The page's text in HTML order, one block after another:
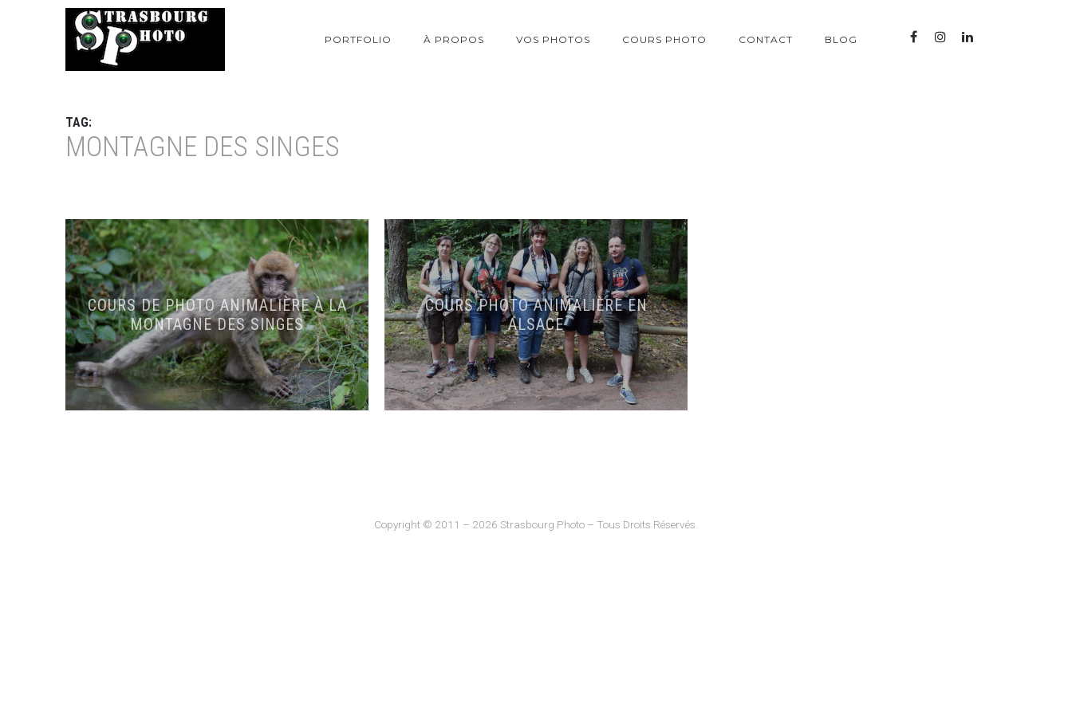
PORTFOLIO À PROPOS VOS PHOTOS COURS PHOTO CONTACT BLOG
TAG:
MONTAGNE DES SINGES
COURS DE PHOTO ANIMALIÈRE À LA
MONTAGNE DES SINGES
COURS PHOTO ANIMALIÈRE EN
ALSACE
Copyright © 2011 – 2026 Strasbourg Photo – Tous Droits Réservés.